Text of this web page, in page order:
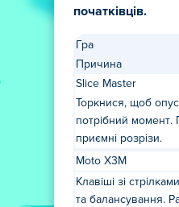
початківців.
Гра
Причина
Slice Master
Торкнися, щоб
потрібний момент.
приємні розрізи.
Moto X3M
Клавіші зі
та балансування.